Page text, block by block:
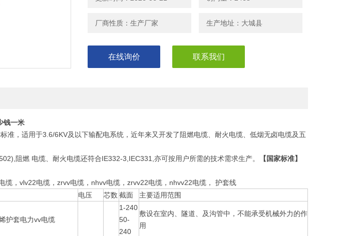
厂商性质：生产厂家 生产地址：大城县
在线询价 联系我们
钱一米
准，适用于3.6/6KV及以下输配电系统，近年来又开发了阻燃电缆、耐火电缆、低烟无卤电缆及五
阻燃 电缆、耐火电缆还符合IE332-3,IEC331,亦可按用户所需的技术需求生产。
【国家标准】
缆，vlv22电缆，zrvv电缆，nhvv电缆，zrvv22电缆，nhvv22电缆， 护套线
电压 芯数 截面 主要适用范围
护套电力vv电缆
1-240
50-
240
敷设在室内、隧道、及沟管中，不能承受机械外力的作
用